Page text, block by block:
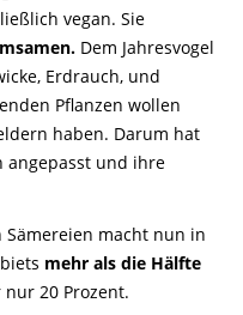
vegan. Sie
Dem Jahresvogel
Erdrauch, und
Pflanzen wollen
haben. Darum hat
angepasst und ihre
macht nun in
mehr als die Hälfte
20 Prozent.